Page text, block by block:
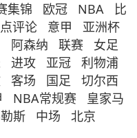
集锦 欧冠 NBA
比
评论 意甲
亚洲杯
阿森纳 联赛
女足
进攻 亚冠
利物浦
客场 国足
切尔西
NBA常规赛
皇家马
斯 中场 北京